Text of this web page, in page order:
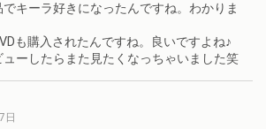
でキーラ好きになったんですね。わかりま
も購入されたんですね。良いですよね♪
ューしたらまた見たくなっちゃいました笑
日